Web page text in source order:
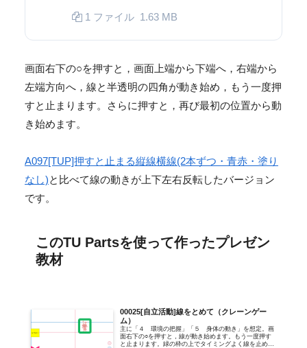
1 ファイル 1.63 MB
画面右下の○を押すと，画面上端から下端へ，右端から
左端方向へ，線と半透明の四角が動き始め，もう一度押
すと止まります。さらに押すと，再び最初の位置から動
き始めます。
A097[TUP]押すと止まる縦線横線(2本ずつ・青赤・塗り
なし)と比べて線の動きが上下左右反転したバージョン
です。
このTU Partsを使って作ったプレゼン
教材
00025[自立活動]線をとめて（クレーンゲー
ム）
主に「４ 環境の把握」「５ 身体の動き」を想定。画
面右下の○を押すと，線が動き始めます。もう一度押す
と止まります。緑の枠の上でタイミングよく線を止め，